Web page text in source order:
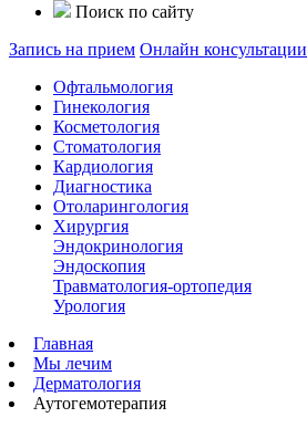
Поиск по сайту
Запись на прием Онлайн консультации
Офтальмология
Гинекология
Косметология
Стоматология
Кардиология
Диагностика
Отоларингология
Хирургия
Эндокринология
Эндоскопия
Травматология-ортопедия
Урология
Главная
Мы лечим
Дерматология
Аутогемотерапия